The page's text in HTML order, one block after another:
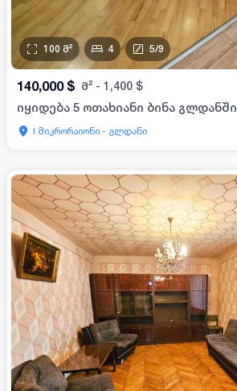
100 მ² 4 5/9
140,000 $ მ² - 1,400 $
იყიდება 5 ოთახიანი ბინა გლდანში
I მიკრორაიონი - გლდანი